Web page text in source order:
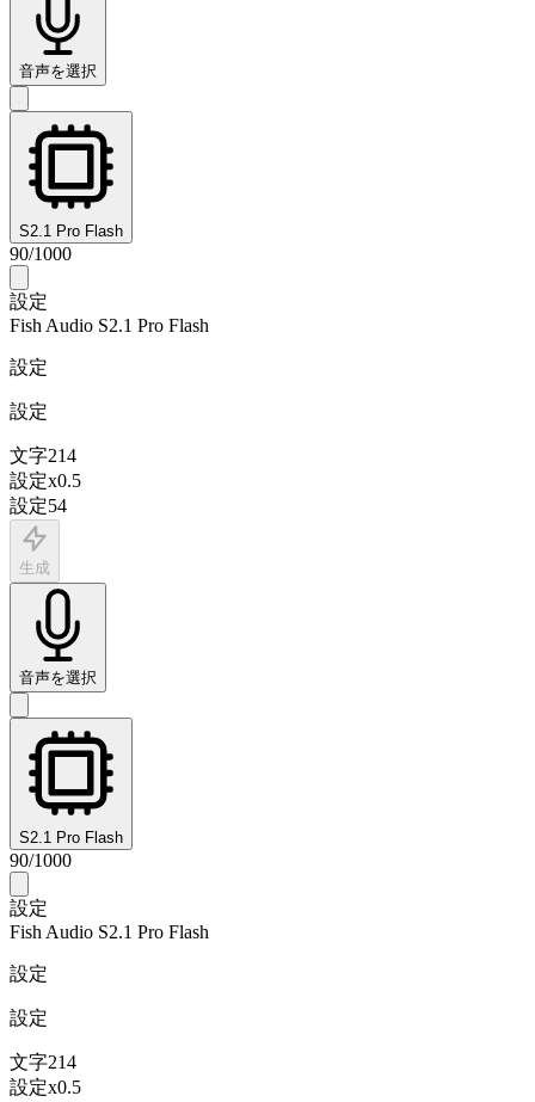
音声を選択
S2.1 Pro Flash
90/1000
設定
Fish Audio S2.1 Pro Flash
設定
設定
文字214
設定x0.5
設定54
生成
音声を選択
S2.1 Pro Flash
90/1000
設定
Fish Audio S2.1 Pro Flash
設定
設定
文字214
設定x0.5